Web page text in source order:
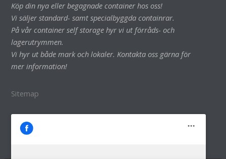
Köp din nya eller begagnade container hos oss!
Vi säljer standard- samt specialbyggda containrar.
På vår container self storage hyr vi ut förråds- och
lagerutrymmen.
Vi hyr ut både mark och lokaler. Kontakta oss gärna för
mer information!
Sitemap